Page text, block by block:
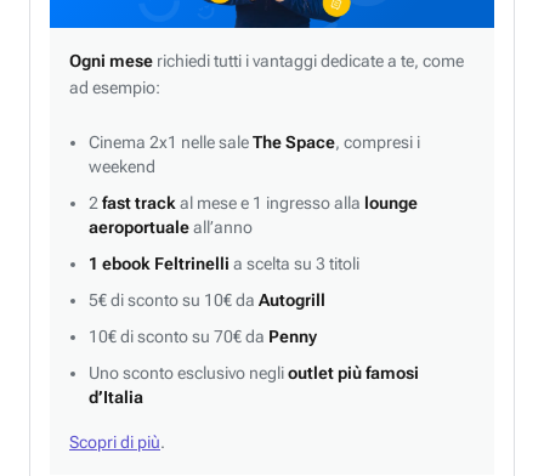
Ogni mese richiedi tutti i vantaggi dedicate a te, come
ad esempio:
Cinema 2x1 nelle saleThe Space, compresi i
weekend
2 fast track al mese e 1 ingresso alla lounge
aeroportualeall’anno
1 ebook Feltrinelli a scelta su 3 titoli
5€ di sconto su 10€ da Autogrill
10€ di sconto su 70€ da Penny
Uno sconto esclusivo neglioutlet più famosi
d’Italia
Scopri di più.